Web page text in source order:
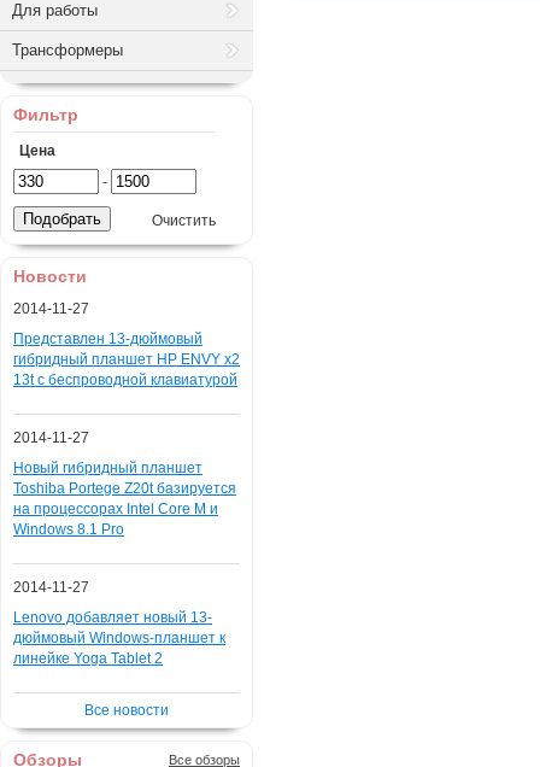
Для работы
Трансформеры
Фильтр
Цена
-
Очистить
Новости
2014-11-27
Представлен 13-дюймовый
гибридный планшет HP ENVY x2
13t с беспроводной клавиатурой
2014-11-27
Новый гибридный планшет
Toshiba Portege Z20t базируется
на процессорах Intel Core M и
Windows 8.1 Pro
2014-11-27
Lenovo добавляет новый 13-
дюймовый Windows-планшет к
линейке Yoga Tablet 2
Все новости
Обзоры Все обзоры